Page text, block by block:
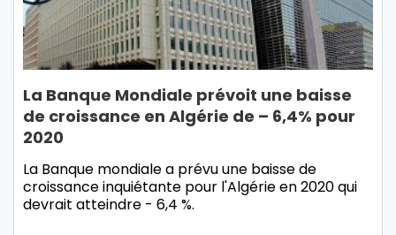
La Banque Mondiale prévoit une baisse
de croissance en Algérie de – 6,4% pour
2020
La Banque mondiale a prévu une baisse de
croissance inquiétante pour l'Algérie en 2020 qui
devrait atteindre - 6,4 %.